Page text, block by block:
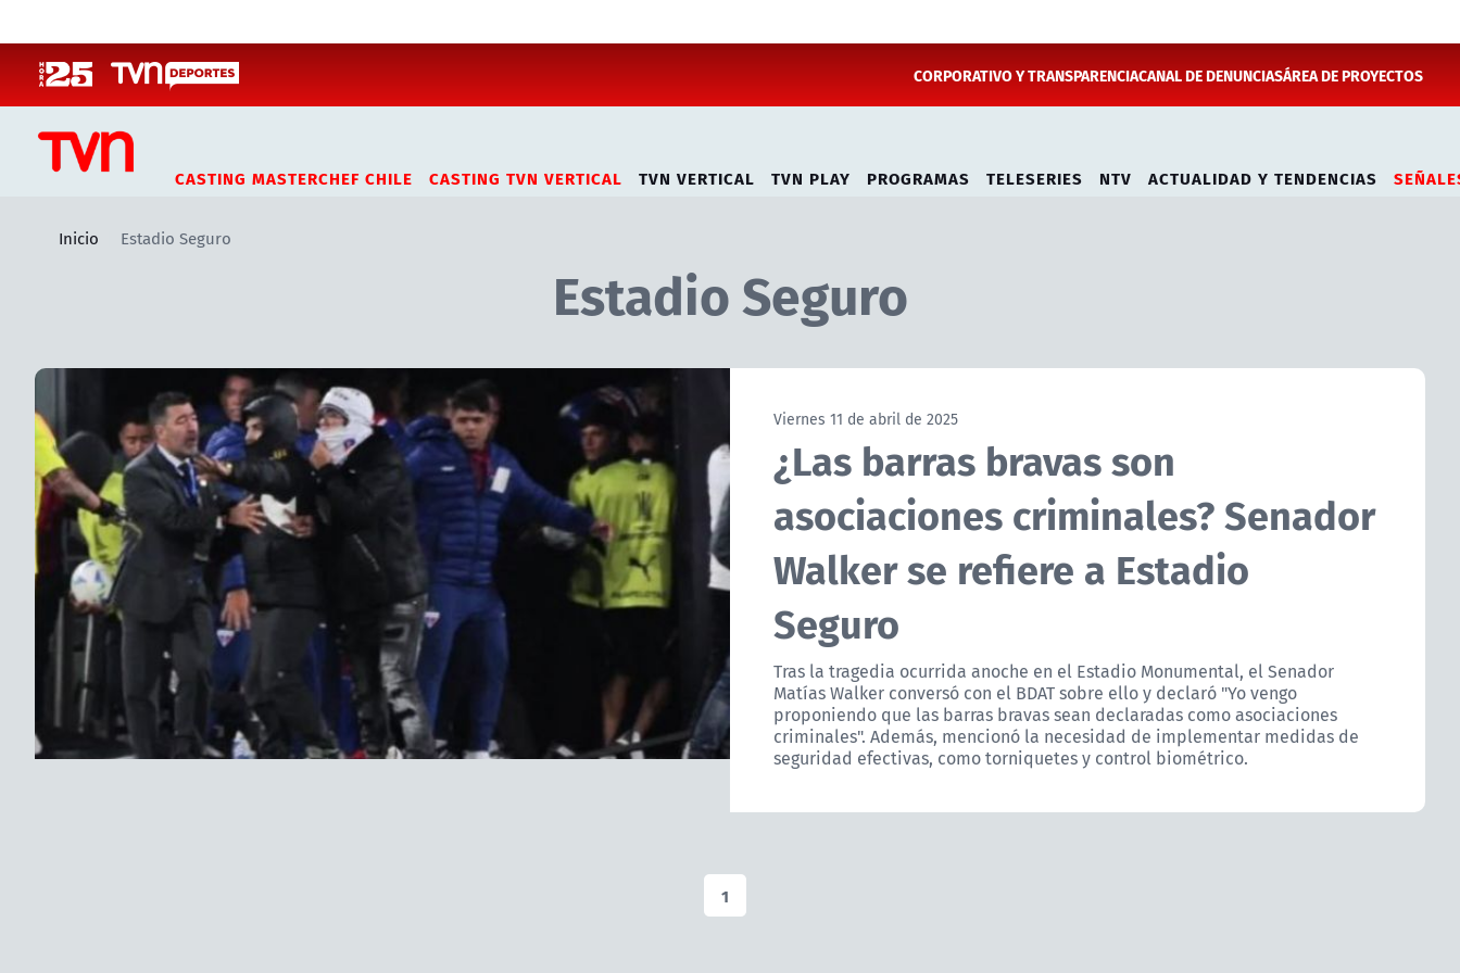
CORPORATIVO Y TRANSPARENCIACANAL DE DENUNCIASÁREA DE PROYECTOS
CASTING MASTERCHEF CHILE CASTING TVN VERTICAL TVN VERTICAL TVN PLAY PROGRAMAS TELESERIES NTV ACTUALIDAD Y TENDENCIAS
Inicio Estadio Seguro
Estadio Seguro
Viernes 11 de abril de 2025
¿Las barras bravas son
asociaciones criminales? Senador
Walker se refiere a Estadio
Seguro
Tras la tragedia ocurrida anoche en el Estadio Monumental, el Senador
Matías Walker conversó con el BDAT sobre ello y declaró "Yo vengo
proponiendo que las barras bravas sean declaradas como asociaciones
criminales". Además, mencionó la necesidad de implementar medidas de
seguridad efectivas, como torniquetes y control biométrico.
1